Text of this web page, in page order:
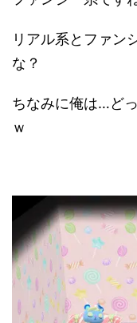
リアル系とファン
な？
ちなみに俺は…ど
ｗ